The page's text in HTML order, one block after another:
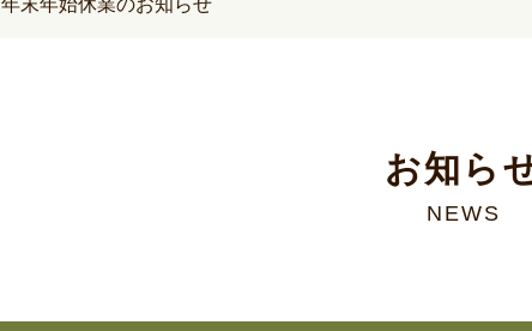
年末年始休業のお知らせ
お知ら
NEWS